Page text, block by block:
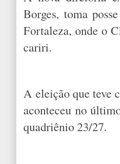
Borges, toma
Fortaleza, onde o
cariri.
A eleição que teve
aconteceu no
quadriênio 23/27.